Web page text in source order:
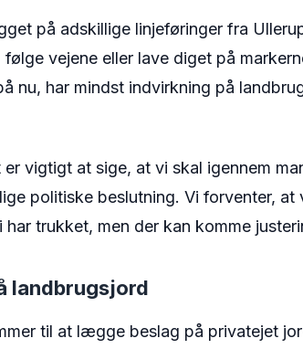
på adskillige linjeføringer fra
følge vejene eller lave diget på
nu, har mindst indvirkning på
er vigtigt at sige, at vi skal igennem
politiske beslutning. Vi forventer,
har trukket, men der kan komme
landbrugsjord
til at lægge beslag på privatejet